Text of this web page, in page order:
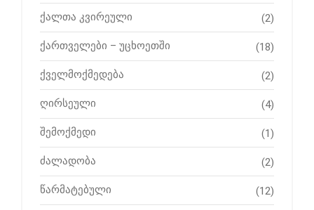
ქალთა კვირეული (2)
ქართველები – უცხოეთში (18)
ქველმოქმედება (2)
ღირსეული (4)
შემოქმედი (1)
ძალადობა (2)
წარმატებული (12)